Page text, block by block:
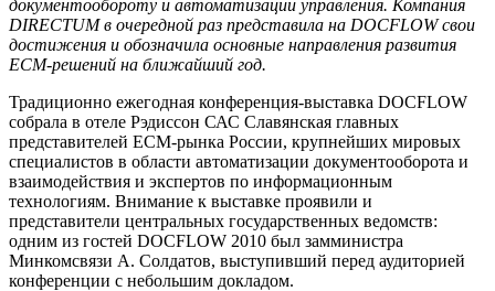
документообороту и автоматизации управления. Компания
DIRECTUM в очередной раз представила на DOCFLOW свои
достижения и обозначила основные направления развития
ECM-решений на ближайший год.
Традиционно ежегодная конференция-выставка DOCFLOW
собрала в отеле Рэдиссон САС Славянская главных
представителей ECM-рынка России, крупнейших мировых
специалистов в области автоматизации документооборота и
взаимодействия и экспертов по информационным
технологиям. Внимание к выставке проявили и
представители центральных государственных ведомств:
одним из гостей DOCFLOW 2010 был замминистра
Минкомсвязи А. Солдатов, выступивший перед аудиторией
конференции с небольшим докладом.